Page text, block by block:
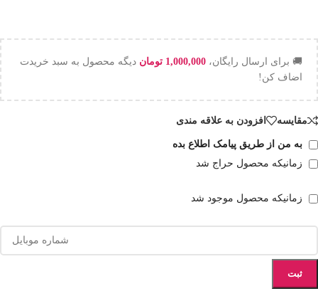
🚚 برای ارسال رایگان، 1,000,000 تومان دیگه محصول به سبد خریدت
اضاف کن!
مقایسه افزودن به علاقه مندی
به من از طریق پیامک اطلاع بده
زمانیکه محصول حراج شد
زمانیکه محصول موجود شد
ثبت